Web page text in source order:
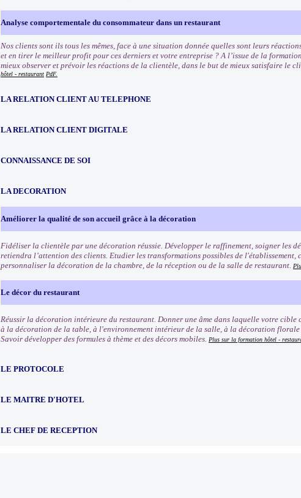
Analyse comportementale du consommateur dans un restaurant
Nos clients sont ils tous les mêmes, face à une situation donnée quelles sont leurs
et en tirer le meilleur profit pour ces derniers et votre entreprise ? A l’issue de la
mieux observer et prévoir les réactions de la clientèle, dans le but de mieux satisfaire le
hôtel - restaurant PdF.
LA RELATION CLIENT AU TELEPHONE
LA RELATION CLIENT DIGITALE
CONNAISSANCE DE SOI
LA DECORATION
Améliorer la qualité de son accueil grâce à la décoration
Fidéliser la clientèle par une décoration réussie. Développer le raffinement, soigner les
retiendra l’attention des clients. Etudier les transformations possibles de l'établissement,
personnaliser la décoration de la chambre, de la réception ou de la salle de restaurant.
Le décor du restaurant
Réussir la décoration intérieure du restaurant. Donner une âme dans laquelle votre
à la décoration de la table, à l'environnement intérieur de la salle, à la décoration florale
Savoir développer des formules à thème et des décors mobiles. Plus sur la formation hôtel -
LE PROTOCOLE
LE MAITRE D'HOTEL
LE CHEF DE RECEPTION